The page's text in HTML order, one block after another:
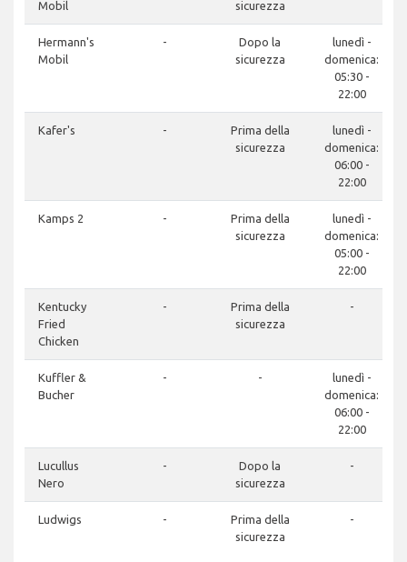
Mobil sicurezza
Hermann's
Mobil
-
Dopo la
sicurezza
lunedì -
domenica:
05:30 -
22:00
Kafer's -
Prima della
sicurezza
lunedì -
domenica:
06:00 -
22:00
Kamps 2 -
Prima della
sicurezza
lunedì -
domenica:
05:00 -
22:00
Kentucky
Fried
Chicken
-
Prima della
sicurezza
-
Kuffler &
Bucher
- -
lunedì -
domenica:
06:00 -
22:00
Lucullus
Nero
-
Dopo la
sicurezza
-
Ludwigs -
Prima della
sicurezza
-